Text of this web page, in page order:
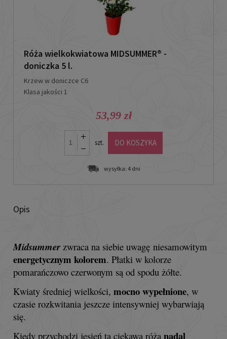
Opis
Midsummer zwraca na siebie uwagę niesamowitym
energetycznym kolorem. Płatki w kolorze
pomarańczowo czerwonym są od spodu żółte.
Kwiaty średniej wielkości, mocno wypełnione, w
czasie rozkwitania jeszcze intensywniej wybarwiają
się.
Kiedy przychodzi jesień ta ciekawa róża nadal
Róża wielkokwiatowa MIDSUMMER® -
doniczka 5 l.
Krzew w doniczce C6
Klasa jakości 1
53,99 zł
szt. DO KOSZYKA
wysyłka: 4 dni